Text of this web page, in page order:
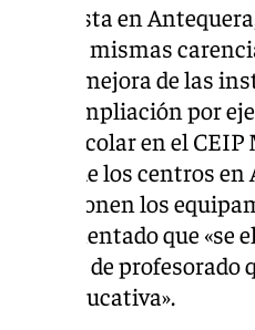
socialista en
con las mismas
Sin mejora de las
sin ampliación por
escolar en el
de los centros
que suponen los
ha lamentado que
de
educativa».